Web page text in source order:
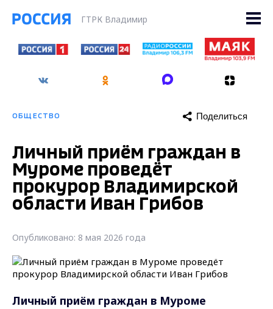
ГТРК Владимир
ОБЩЕСТВО Поделиться
Личный приём граждан в
Муроме проведёт
прокурор Владимирской
области Иван Грибов
Опубликовано: 8 мая 2026 года
Личный приём граждан в Муроме